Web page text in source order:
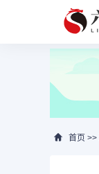
首页 >>